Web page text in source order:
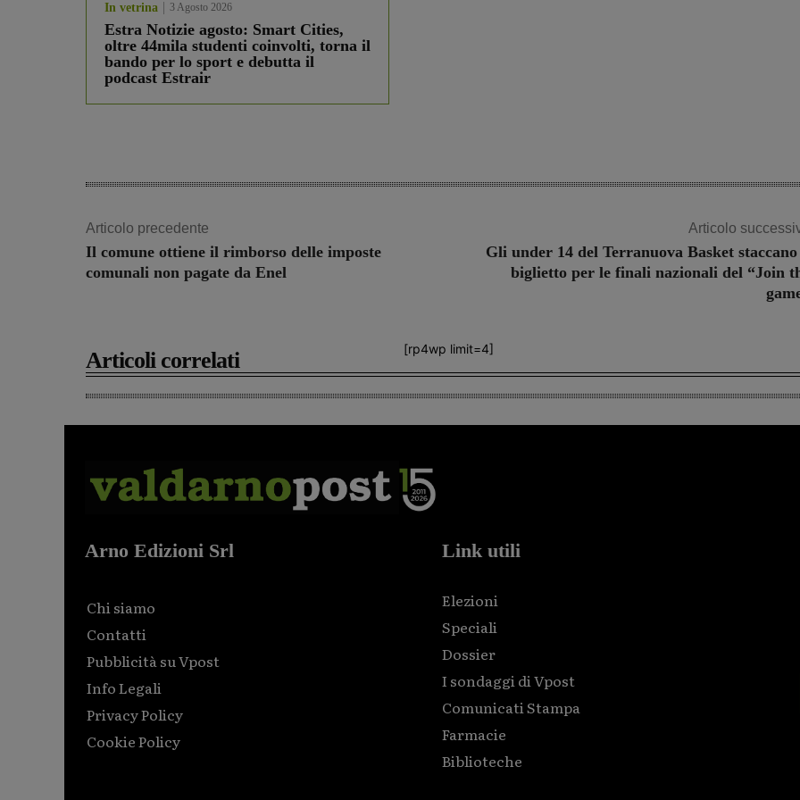
In vetrina 3 Agosto 2026
Estra Notizie agosto: Smart Cities,
oltre 44mila studenti coinvolti, torna il
bando per lo sport e debutta il
podcast Estrair
Articolo precedente
Il comune ottiene il rimborso delle imposte
comunali non pagate da Enel
Articolo
Gli under 14 del Terranuova Basket
biglietto per le finali nazionali del “Join
[rp4wp limit=4]
Articoli correlati
Arno Edizioni Srl
Chi siamo
Contatti
Pubblicità su Vpost
Info Legali
Privacy Policy
Cookie Policy
Link utili
Elezioni
Speciali
Dossier
I sondaggi di Vpost
Comunicati Stampa
Farmacie
Biblioteche